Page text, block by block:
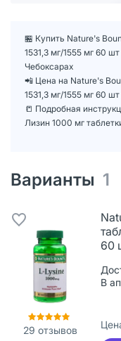
🏪 Купить Nature's
1531,3 мг/1555 мг 60
Чебоксарах
📲 Цена на Nature's
1531,3 мг/1555 мг 60
📒 Подробная
Лизин 1000 мг
Варианты 1
29 отзывов
60
В